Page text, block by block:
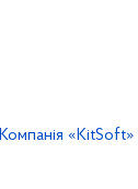
Компанія «KitSoft»